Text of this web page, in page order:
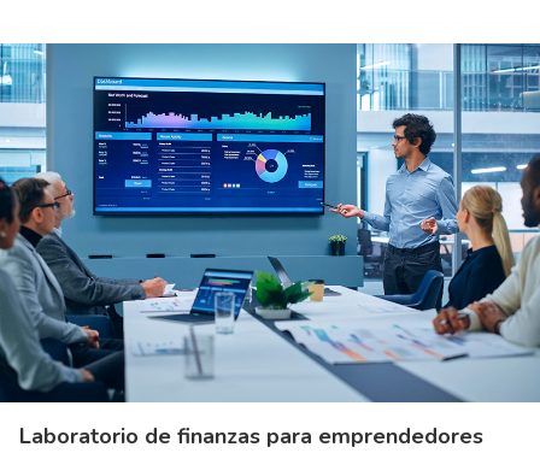
Laboratorio de finanzas para emprendedores